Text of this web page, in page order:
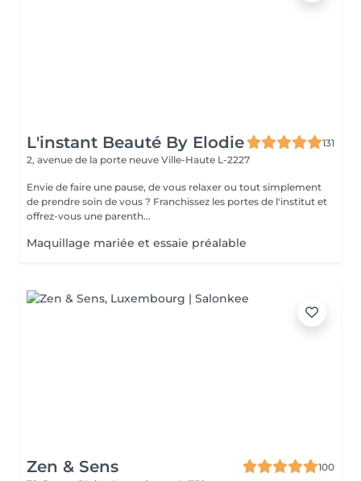
L'instant Beauté By Elodie
131
2, avenue de la porte neuve Ville-Haute L-2227
Envie de faire une pause, de vous relaxer ou tout simplement
de prendre soin de vous ? Franchissez les portes de l'institut et
offrez-vous une parenth...
Maquillage mariée et essaie préalable
Zen & Sens
100